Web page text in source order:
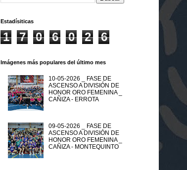
Estadísiticas
1 7 0 6 0 2 6
Imágenes más populares del último mes
10-05-2026 _ FASE DE
ASCENSO A DIVISIÓN DE
HONOR ORO FEMENINA _
CAÑIZA - ERROTA
09-05-2026 _ FASE DE
ASCENSO A DIVISIÓN DE
HONOR ORO FEMENINA _
CAÑIZA - MONTEQUINTO